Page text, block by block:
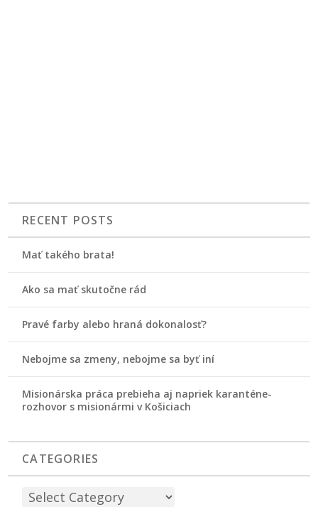
RECENT POSTS
Mať takého brata!
Ako sa mať skutočne rád
Pravé farby alebo hraná dokonalosť?
Nebojme sa zmeny, nebojme sa byť iní
Misionárska práca prebieha aj napriek karanténe-
rozhovor s misionármi v Košiciach
CATEGORIES